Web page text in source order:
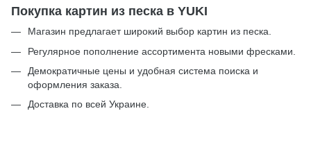
Покупка картин из песка в YUKI
Магазин предлагает широкий выбор картин из песка.
Регулярное пополнение ассортимента новыми фресками.
Демократичные цены и удобная система поиска и
оформления заказа.
Доставка по всей Украине.